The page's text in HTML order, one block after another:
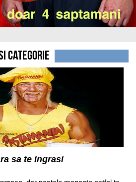
categorie
sa te ingrasi